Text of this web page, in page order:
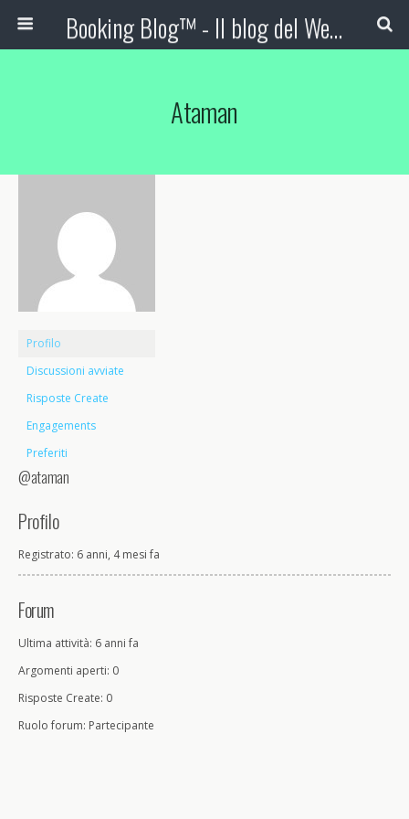
Booking Blog™ - Il blog del Web Marketing Turistico
Ataman
Profilo
Discussioni avviate
Risposte Create
Engagements
Preferiti
@ataman
Profilo
Registrato: 6 anni, 4 mesi fa
Forum
Ultima attività: 6 anni fa
Argomenti aperti: 0
Risposte Create: 0
Ruolo forum: Partecipante